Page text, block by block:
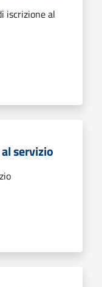
iscrizione al
servizio